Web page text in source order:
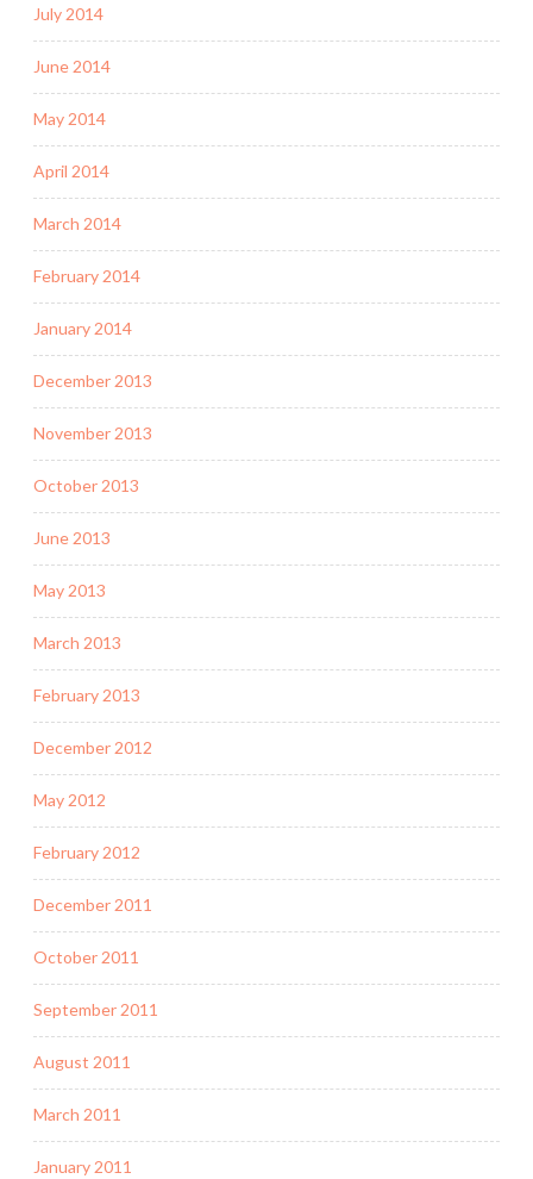
July 2014
June 2014
May 2014
April 2014
March 2014
February 2014
January 2014
December 2013
November 2013
October 2013
June 2013
May 2013
March 2013
February 2013
December 2012
May 2012
February 2012
December 2011
October 2011
September 2011
August 2011
March 2011
January 2011